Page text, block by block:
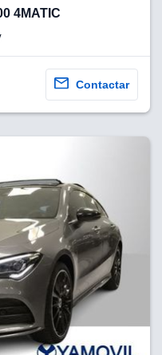
4MATIC
Contactar